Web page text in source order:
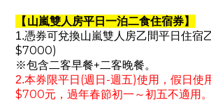
【 山嵐雙人房平日一泊二食住宿券】
1.憑券可兌換山嵐雙人房乙間平日住宿
$7000)
※包含二客早餐+二客晚餐。
2.本券限平日 (週日 -週五)使用，假日使
$700元，過年春節初一～初五不適用。